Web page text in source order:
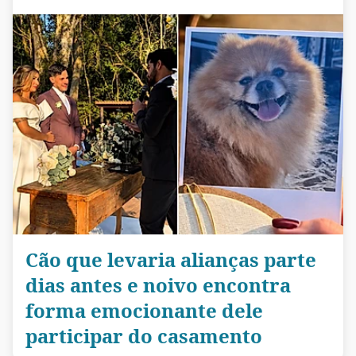
Cão que levaria alianças parte
dias antes e noivo encontra
forma emocionante dele
participar do casamento